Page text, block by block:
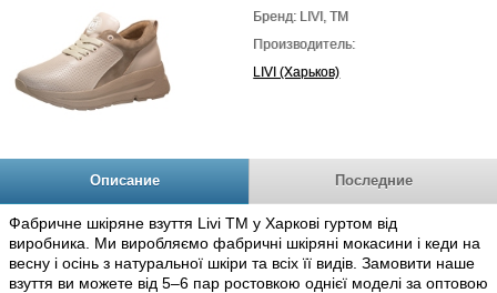
Бренд: LIVI, TM
Производитель:
LIVI (Харьков)
Описание Последние
Фабричне шкіряне взуття Livi TM у Харкові гуртом від
виробника. Ми виробляємо фабричні шкіряні мокасини і кеди на
весну і осінь з натуральної шкіри та всіх її видів. Замовити наше
взуття ви можете від 5–6 пар ростовкою однієї моделі за оптовою